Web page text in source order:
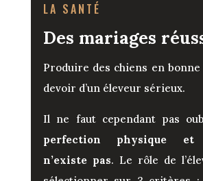
LA SANTÉ
Des mariages
Produire des chiens en
devoir d’un éleveur sérieux.
Il ne faut cependant pas
perfection physique et
n’existe pas. Le rôle de